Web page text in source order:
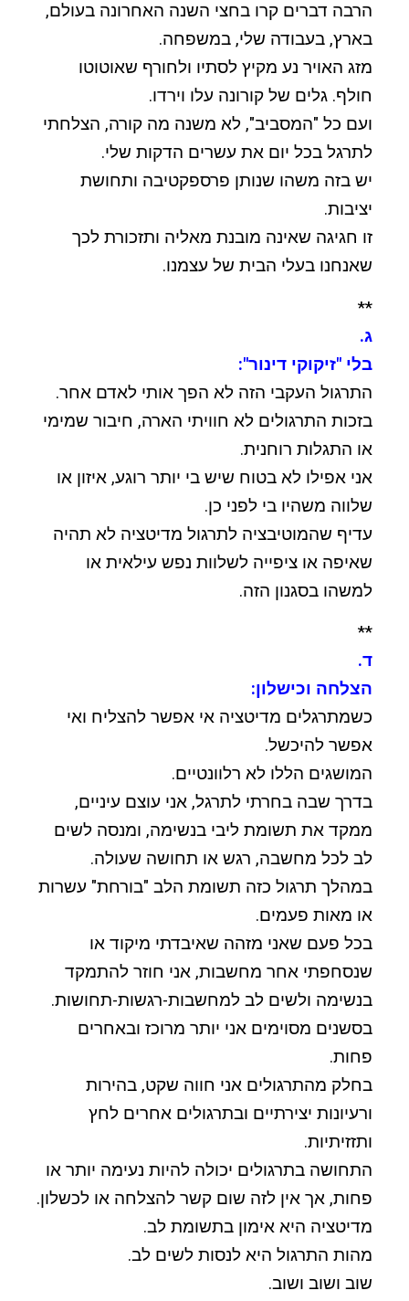
הרבה דברים קרו בחצי השנה האחרונה בעולם,
בארץ, בעבודה שלי, במשפחה.
מזג האויר נע מקיץ לסתיו ולחורף שאוטוטו
חולף. גלים של קורונה עלו וירדו.
ועם כל "המסביב", לא משנה מה קורה, הצלחתי
לתרגל בכל יום את עשרים הדקות שלי.
יש בזה משהו שנותן פרספקטיבה ותחושת
יציבות.
זו חגיגה שאינה מובנת מאליה ותזכורת לכך
שאנחנו בעלי הבית של עצמנו.
**
ג.
בלי "זיקוקי דינור":
התרגול העקבי הזה לא הפך אותי לאדם אחר.
בזכות התרגולים לא חוויתי הארה, חיבור שמימי
או התגלות רוחנית.
אני אפילו לא בטוח שיש בי יותר רוגע, איזון או
שלווה משהיו בי לפני כן.
עדיף שהמוטיבציה לתרגול מדיטציה לא תהיה
שאיפה או ציפייה לשלוות נפש עילאית או
למשהו בסגנון הזה.
**
ד.
הצלחה וכישלון:
כשמתרגלים מדיטציה אי אפשר להצליח ואי
אפשר להיכשל.
המושגים הללו לא רלוונטיים.
בדרך שבה בחרתי לתרגל, אני עוצם עיניים,
ממקד את תשומת ליבי בנשימה, ומנסה לשים
לב לכל מחשבה, רגש או תחושה שעולה.
במהלך תרגול כזה תשומת הלב "בורחת" עשרות
או מאות פעמים.
בכל פעם שאני מזהה שאיבדתי מיקוד או
שנסחפתי אחר מחשבות, אני חוזר להתמקד
בנשימה ולשים לב למחשבות-רגשות-תחושות.
בסשנים מסוימים אני יותר מרוכז ובאחרים
פחות.
בחלק מהתרגולים אני חווה שקט, בהירות
ורעיונות יצירתיים ובתרגולים אחרים לחץ
ותזזיתיות.
התחושה בתרגולים יכולה להיות נעימה יותר או
פחות, אך אין לזה שום קשר להצלחה או לכשלון.
מדיטציה היא אימון בתשומת לב.
מהות התרגול היא לנסות לשים לב.
שוב ושוב ושוב.